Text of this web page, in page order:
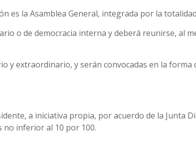
es la Asamblea General, integrada por la
o de democracia interna y deberá reunirse, al
y extraordinario, y serán convocadas en la forma
a iniciativa propia, por acuerdo de la Junta
no inferior al 10 por 100.